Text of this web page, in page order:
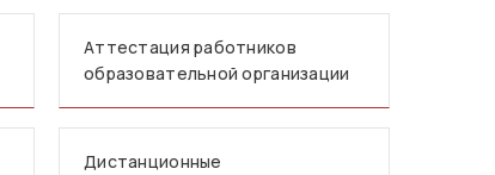
Аттестация работников
образовательной организации
Дистанционные